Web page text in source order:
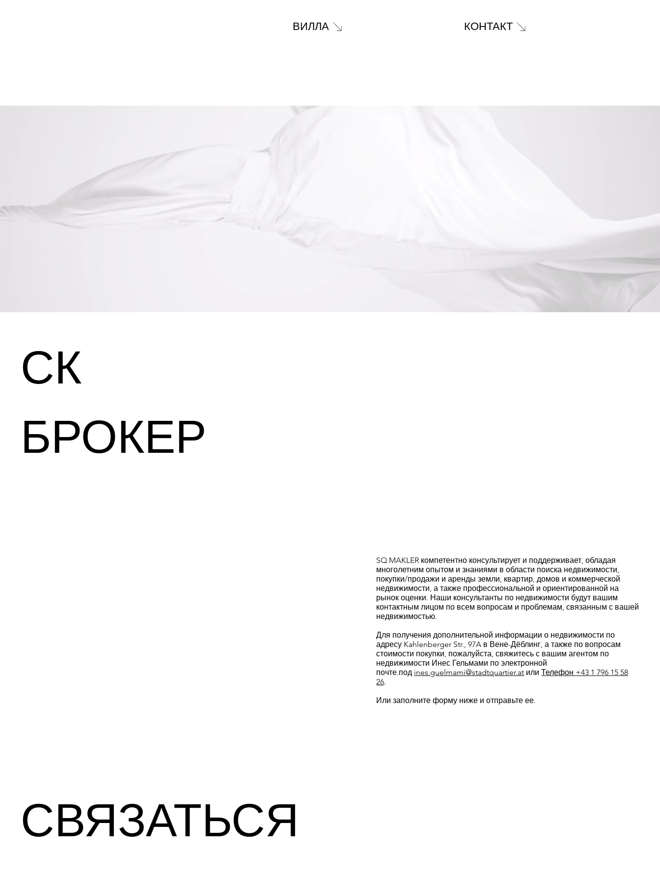
ВИЛЛА КОНТАКТ
СК
БРОКЕР
SQ MAKLER компетентно консультирует и поддерживает, обладая
многолетним опытом и знаниями в области поиска недвижимости,
покупки/продажи и аренды земли, квартир, домов и коммерческой
недвижимости, а также профессиональной и ориентированной на
рынок оценки. Наши консультанты по недвижимости будут вашим
контактным лицом по всем вопросам и проблемам, связанным с вашей
недвижимостью.
Для получения дополнительной информации о недвижимости по
адресу Kahlenberger Str., 97A в Вене-Дёблинг, а также по вопросам
стоимости покупки, пожалуйста, свяжитесь с вашим агентом по
недвижимости Инес Гельмами по электронной
почте.под ines.guelmami@stadtquartier.at илиТелефон +43 1 796 15 58
26.
Или заполните форму ниже и отправьте ее.
СВЯЗАТЬСЯ